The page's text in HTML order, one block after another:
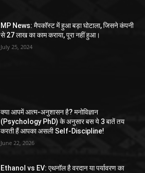
MP News: मैपकॉस्ट में हुआ बड़ा घोटाला, जिसने कंपनी
से 27 लाख का काम कराया, पूरा नहीं हुआ।
July 25, 2024
क्या आपमें आत्म-अनुशासन है? मनोविज्ञान
(Psychology PhD) के अनुसार बस ये 3 बातें तय
करती हैं आपका असली Self-Discipline!
June 22, 2026
Ethanol vs EV: एथनॉल है वरदान या पर्यावरण का